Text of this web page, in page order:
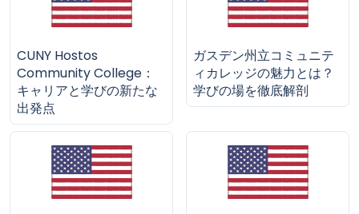
CUNY Hostos
Community College：
キャリアと学びの新たな
出発点
ガスデン州立コミュニテ
ィカレッジの魅力とは？
学びの場を徹底解剖